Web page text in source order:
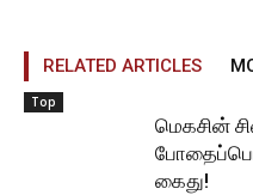
RELATED ARTICLES
Top
மெகசின்
கைது!